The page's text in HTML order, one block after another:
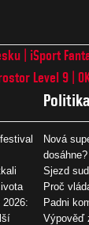
iSport
Level 9
Politika
Nová
dosáhne?
Sjezd
Proč
Padni
Výpověď